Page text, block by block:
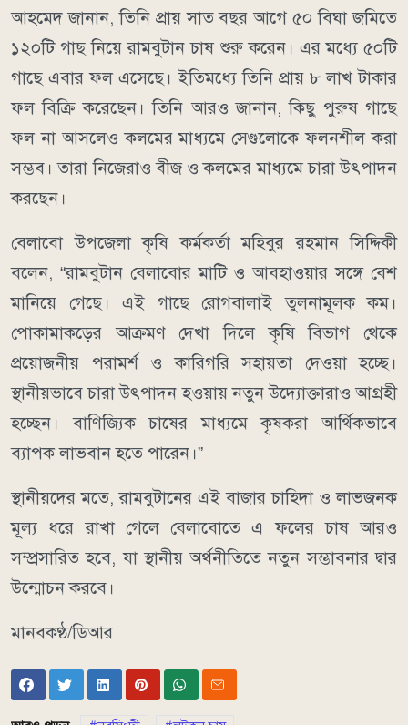
আহমেদ জানান, তিনি প্রায় সাত বছর আগে ৫০ বিঘা জমিতে
১২০টি গাছ নিয়ে রামবুটান চাষ শুরু করেন। এর মধ্যে ৫০টি
গাছে এবার ফল এসেছে। ইতিমধ্যে তিনি প্রায় ৮ লাখ টাকার
ফল বিক্রি করেছেন। তিনি আরও জানান, কিছু পুরুষ গাছে
ফল না আসলেও কলমের মাধ্যমে সেগুলোকে ফলনশীল করা
সম্ভব। তারা নিজেরাও বীজ ও কলমের মাধ্যমে চারা উৎপাদন
করছেন।
বেলাবো উপজেলা কৃষি কর্মকর্তা মহিবুর রহমান সিদ্দিকী
বলেন, “রামবুটান বেলাবোর মাটি ও আবহাওয়ার সঙ্গে বেশ
মানিয়ে গেছে। এই গাছে রোগবালাই তুলনামূলক কম।
পোকামাকড়ের আক্রমণ দেখা দিলে কৃষি বিভাগ থেকে
প্রয়োজনীয় পরামর্শ ও কারিগরি সহায়তা দেওয়া হচ্ছে।
স্থানীয়ভাবে চারা উৎপাদন হওয়ায় নতুন উদ্যোক্তারাও আগ্রহী
হচ্ছেন। বাণিজ্যিক চাষের মাধ্যমে কৃষকরা আর্থিকভাবে
ব্যাপক লাভবান হতে পারেন।”
স্থানীয়দের মতে, রামবুটানের এই বাজার চাহিদা ও লাভজনক
মূল্য ধরে রাখা গেলে বেলাবোতে এ ফলের চাষ আরও
সম্প্রসারিত হবে, যা স্থানীয় অর্থনীতিতে নতুন সম্ভাবনার দ্বার
উন্মোচন করবে।
মানবকণ্ঠ/ডিআর